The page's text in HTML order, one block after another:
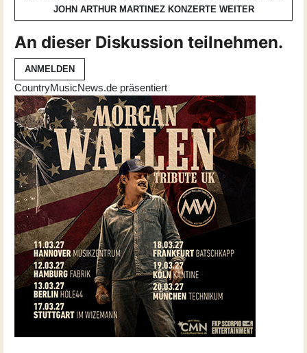
JOHN ARTHUR MARTINEZ KONZERTE WEITER
An dieser Diskussion teilnehmen.
ANMELDEN
CountryMusicNews.de präsentiert